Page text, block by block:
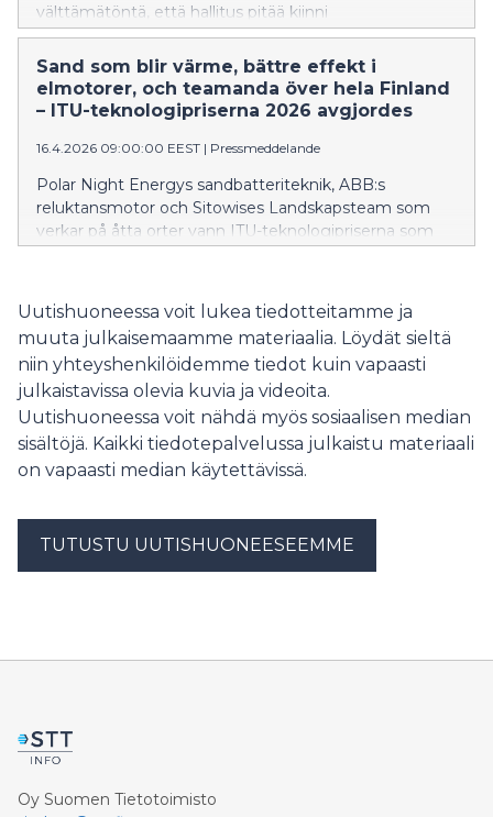
välttämätöntä, että hallitus pitää kiinni
parlamentaarisesti sovitusta tutkimus-, kehitys- ja
innovaatioinvestointien neljän prosentin osuudesta
bruttokansantuotteesta. Hallitus kokoontuu
kehysriiheen 21.–22.4.
Sand som blir värme, bättre effekt i
elmotorer, och teamanda över hela Finland
– ITU-teknologipriserna 2026 avgjordes
16.4.2026 09:00:00 EEST | Pressmeddelande
Polar Night Energys sandbatteriteknik, ABB:s
reluktansmotor och Sitowises Landskapsteam som
verkar på åtta orter vann ITU-teknologipriserna som
Uutishuoneessa voit lukea tiedotteitamme ja
muuta julkaisemaamme materiaalia. Löydät sieltä
niin yhteyshenkilöidemme tiedot kuin vapaasti
julkaistavissa olevia kuvia ja videoita.
Uutishuoneessa voit nähdä myös sosiaalisen median
sisältöjä. Kaikki tiedotepalvelussa julkaistu materiaali
on vapaasti median käytettävissä.
TUTUSTU UUTISHUONEESEEMME
Oy Suomen Tietotoimisto